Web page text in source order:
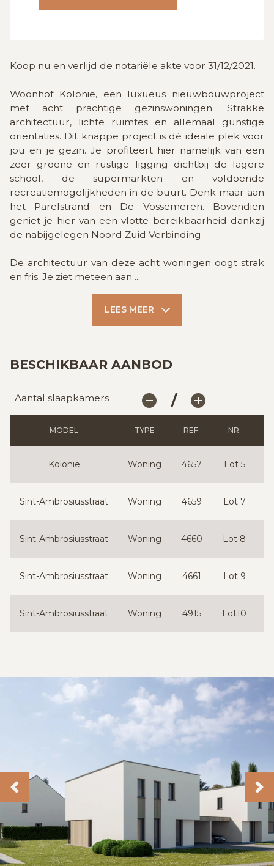
Koop nu en verlijd de notariële akte voor 31/12/2021.
Woonhof Kolonie, een luxueus nieuwbouwproject
met acht prachtige gezinswoningen. Strakke
architectuur, lichte ruimtes en allemaal gunstige
oriëntaties. Dit knappe project is dé ideale plek voor
jou en je gezin. Je profiteert hier namelijk van een
zeer groene en rustige ligging dichtbij de lagere
school, de supermarkten en voldoende
recreatiemogelijkheden in de buurt. Denk maar aan
het Parelstrand en De Vossemeren. Bovendien
geniet je hier van een vlotte bereikbaarheid dankzij
de nabijgelegen Noord Zuid Verbinding.
De architectuur van deze acht woningen oogt strak
en fris. Je ziet meteen aan ...
LEES MEER
BESCHIKBAAR AANBOD
Aantal slaapkamers /
MODEL TYPE REF. NR.
Kolonie Woning 4657 Lot 5
Sint-Ambrosiusstraat Woning 4659 Lot 7
Sint-Ambrosiusstraat Woning 4660 Lot 8
Sint-Ambrosiusstraat Woning 4661 Lot 9
Sint-Ambrosiusstraat Woning 4915 Lot10
Previous